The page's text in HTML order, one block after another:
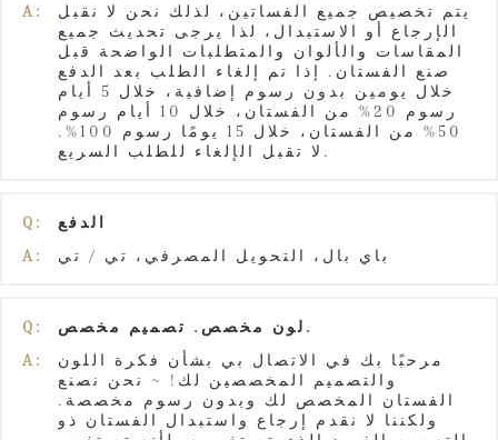
A:
يتم تخصيص جميع الفساتين، لذلك نحن لا نقبل
الإرجاع أو الاستبدال، لذا يرجى تحديث جميع
المقاسات والألوان والمتطلبات الواضحة قبل
صنع الفستان. إذا تم إلغاء الطلب بعد الدفع
خلال يومين بدون رسوم إضافية، خلال 5 أيام
رسوم 20% من الفستان، خلال 10 أيام رسوم
50% من الفستان، خلال 15 يومًا رسوم 100%.
لا تقبل الإلغاء للطلب السريع.
Q:
A:
باي بال، التحويل المصرفي، تي / تي
Q:
لون مخصص. تصميم مخصص.
A:
مرحبًا بك في الاتصال بي بشأن فكرة اللون
والتصميم المخصصين لك! ~ نحن نصنع
الفستان المخصص لك وبدون رسوم مخصصة.
ولكننا لا نقدم إرجاع واستبدال الفستان ذو